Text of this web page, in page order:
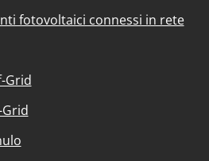
fotovoltaici connessi in rete
Grid